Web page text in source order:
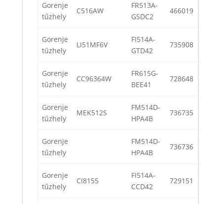
Gorenje
tűzhely
C516AW
FR513A-
GSDC2
466019
Gorenje
tűzhely
LI51MF6V
FI514A-
GTD42
735908
Gorenje
tűzhely
CC96364W
FR615G-
BEE41
728648
Gorenje
tűzhely
MEK512S
FM514D-
HPA4B
736735
Gorenje
tűzhely
FM514D-
HPA4B
736736
Gorenje
tűzhely
CI8155
FI514A-
CCD42
729151